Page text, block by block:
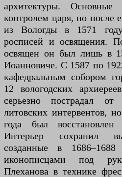
архитектуры.
контролем царя, но после
из Вологды в 1571
росписей и освящения.
освящен он был лишь в
Иоанновиче. С 1587 по
кафедральным собором
12 вологодских
серьезно пострадал от
литовских интервентов,
года был
Интерьер сохранил
созданные в 1686–1688
иконописцами под
Плеханова в технике